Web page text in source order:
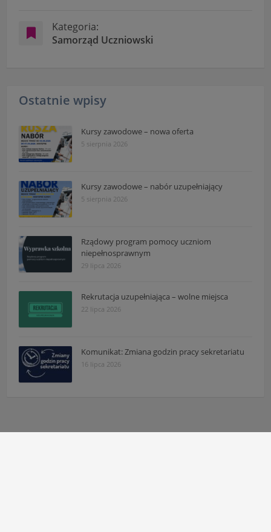
Kategoria:
Samorząd Uczniowski
Ostatnie wpisy
Kursy zawodowe – nowa oferta
5 sierpnia 2026
Kursy zawodowe – nabór uzupełniający
5 sierpnia 2026
Rządowy program pomocy uczniom
niepełnosprawnym
29 lipca 2026
Rekrutacja uzupełniająca – wolne miejsca
22 lipca 2026
Komunikat: Zmiana godzin pracy sekretariatu
16 lipca 2026